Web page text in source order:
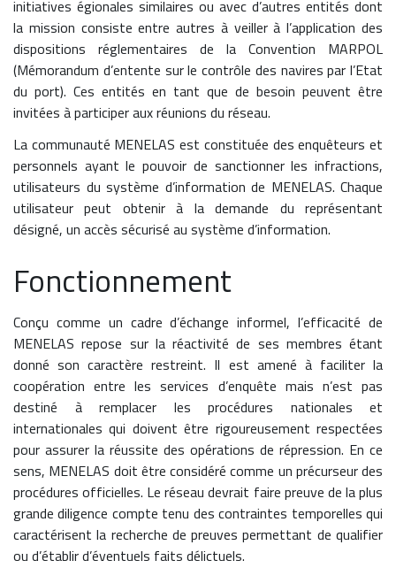
initiatives égionales similaires ou avec d’autres entités dont
la mission consiste entre autres à veiller à l’application des
dispositions réglementaires de la Convention MARPOL
(Mémorandum d’entente sur le contrôle des navires par l’Etat
du port). Ces entités en tant que de besoin peuvent être
invitées à participer aux réunions du réseau.
La communauté MENELAS est constituée des enquêteurs et
personnels ayant le pouvoir de sanctionner les infractions,
utilisateurs du système d’information de MENELAS. Chaque
utilisateur peut obtenir à la demande du représentant
désigné, un accès sécurisé au système d’information.
Fonctionnement
Conçu comme un cadre d’échange informel, l’efficacité de
MENELAS repose sur la réactivité de ses membres étant
donné son caractère restreint. Il est amené à faciliter la
coopération entre les services d’enquête mais n’est pas
destiné à remplacer les procédures nationales et
internationales qui doivent être rigoureusement respectées
pour assurer la réussite des opérations de répression. En ce
sens, MENELAS doit être considéré comme un précurseur des
procédures officielles. Le réseau devrait faire preuve de la plus
grande diligence compte tenu des contraintes temporelles qui
caractérisent la recherche de preuves permettant de qualifier
ou d’établir d’éventuels faits délictuels.